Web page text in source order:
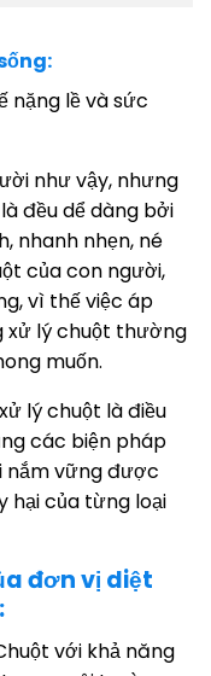
nặng lề và sức
như vậy, nhưng
đều dể dàng bởi
nhanh nhẹn, né
của con người,
vì thế việc áp
xử lý chuột thường
muốn.
lý chuột là điều
các biện pháp
nắm vững được
hại của từng loại
đơn vị diệt
với khả năng